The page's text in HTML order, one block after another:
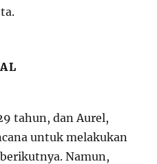
tahun, dan Aurel,
untuk melakukan
Namun,